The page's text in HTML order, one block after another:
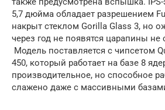
5,7 дюйма обладает разрешением
накрыт стеклом Gorilla Glass 3, но
через год не появятся царапины не
Модель поставляется с чипсетом
450, который работает на базе 8
производительное, но способное
слажено даже с массивными